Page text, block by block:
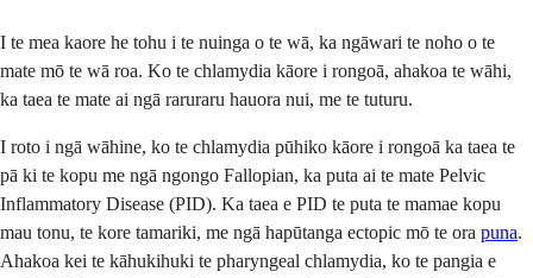
I te mea kaore he tohu i te nuinga o te wā, ka ngāwari te noho o te
mate mō te wā roa. Ko te chlamydia kāore i rongoā, ahakoa te wāhi,
ka taea te mate ai ngā raruraru hauora nui, me te tuturu.
I roto i ngā wāhine, ko te chlamydia pūhiko kāore i rongoā ka taea te
pā ki te kopu me ngā ngongo Fallopian, ka puta ai te mate Pelvic
Inflammatory Disease (PID). Ka taea e PID te puta te mamae kopu
mau tonu, te kore tamariki, me ngā hapūtanga ectopic mō te ora puna.
Ahakoa kei te kāhukihuki te pharyngeal chlamydia, ko te pangia e